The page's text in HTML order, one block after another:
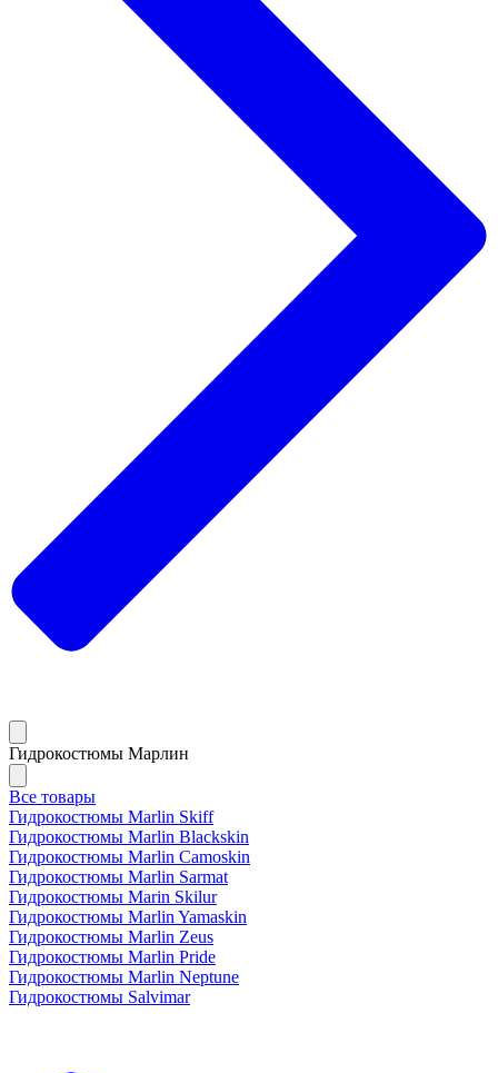
Гидрокостюмы Марлин
Все товары
Гидрокостюмы Marlin Skiff
Гидрокостюмы Marlin Blackskin
Гидрокостюмы Marlin Camoskin
Гидрокостюмы Marlin Sarmat
Гидрокостюмы Marin Skilur
Гидрокостюмы Marlin Yamaskin
Гидрокостюмы Marlin Zeus
Гидрокостюмы Marlin Pride
Гидрокостюмы Marlin Neptune
Гидрокостюмы Salvimar